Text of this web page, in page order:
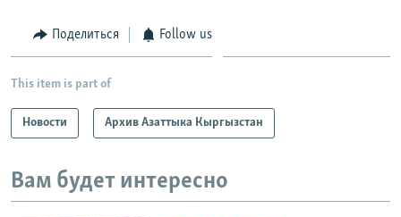
Поделиться Follow us
This item is part of
Новости Архив Азаттыка Кыргызстан
Вам будет интересно